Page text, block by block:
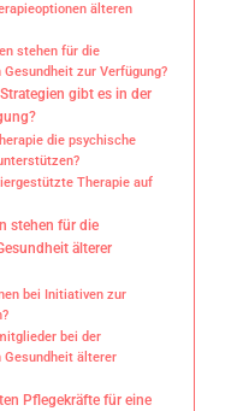
älteren
stehen für die
zur Verfügung?
gibt es in der
die psychische
Therapie auf
stehen für die
älterer
bei Initiativen zur
bei der
älterer
Pflegekräfte für eine